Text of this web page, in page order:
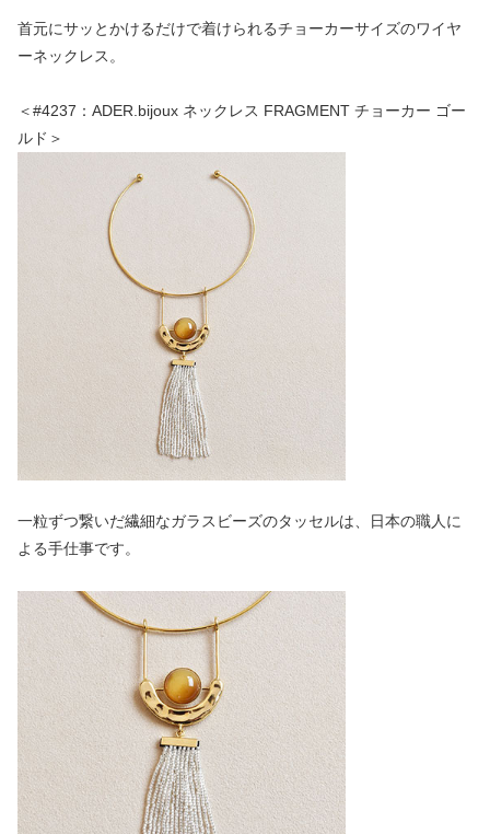
首元にサッとかけるだけで着けられるチョーカーサイズのワイヤ
ーネックレス。
＜#4237：ADER.bijoux ネックレス FRAGMENT チョーカー ゴー
ルド＞
一粒ずつ繋いだ繊細なガラスビーズのタッセルは、日本の職人に
よる手仕事です。